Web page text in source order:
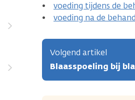
• voeding tijdens de
• voeding na de
Volgend artikel
Blaasspoeling bij